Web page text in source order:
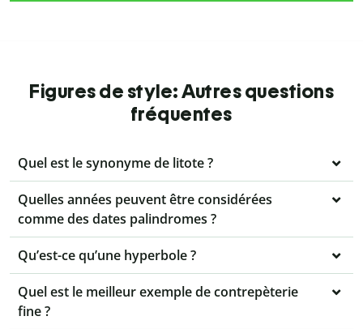
Figures de style: Autres questions
fréquentes
Quel est le synonyme de litote ?
Quelles années peuvent être considérées
comme des dates palindromes ?
Qu’est-ce qu’une hyperbole ?
Quel est le meilleur exemple de contrepèterie
fine ?